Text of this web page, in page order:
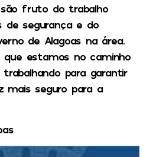
fruto do trabalho
de segurança e do
de Alagoas na área.
que estamos no caminho
para garantir
mais seguro para a